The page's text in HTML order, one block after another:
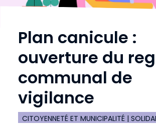
Réglages d’accessibilité
Plan canicule :
ouverture du
communal de
vigilance
CITOYENNETÉ ET MUNICIPALITÉ |